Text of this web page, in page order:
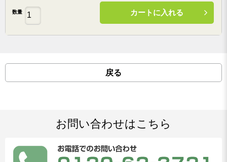
数量 カートに入れる
戻る
お問い合わせはこちら